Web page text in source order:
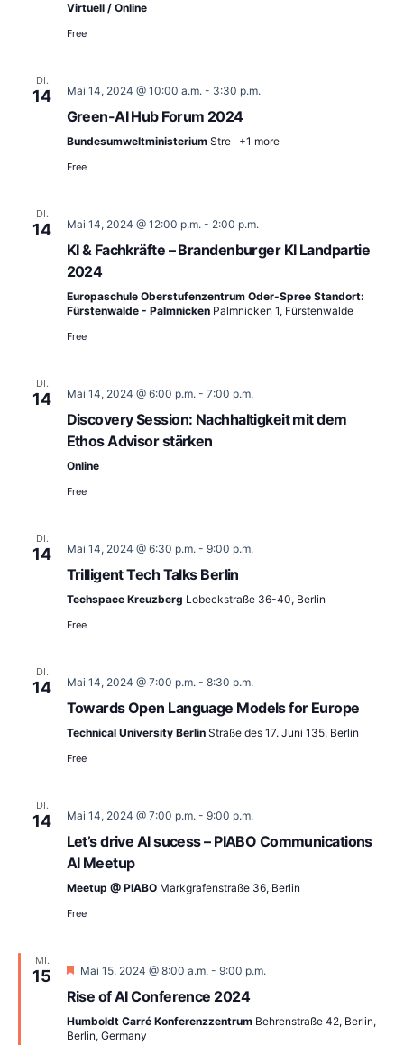
Virtuell / Online
Free
DI.
14 Mai 14, 2024 @ 10:00 a.m.- 3:30 p.m.
Green-AI Hub Forum 2024
Bundesumweltministerium Stre +1 more
Free
DI.
14 Mai 14, 2024 @ 12:00 p.m.- 2:00 p.m.
KI & Fachkräfte – Brandenburger KI Landpartie
2024
Europaschule Oberstufenzentrum Oder-Spree Standort:
Fürstenwalde - Palmnicken Palmnicken 1, Fürstenwalde
Free
DI.
14 Mai 14, 2024 @ 6:00 p.m.- 7:00 p.m.
Discovery Session: Nachhaltigkeit mit dem
Ethos Advisor stärken
Online
Free
DI.
14 Mai 14, 2024 @ 6:30 p.m.- 9:00 p.m.
Trilligent Tech Talks Berlin
Techspace Kreuzberg Lobeckstraße 36-40, Berlin
Free
DI.
14 Mai 14, 2024 @ 7:00 p.m.- 8:30 p.m.
Towards Open Language Models for Europe
Technical University Berlin Straße des 17. Juni 135, Berlin
Free
DI.
14 Mai 14, 2024 @ 7:00 p.m.- 9:00 p.m.
Let’s drive AI sucess – PIABO Communications
AI Meetup
Meetup @ PIABO Markgrafenstraße 36, Berlin
Free
MI.
15 Empfohlen
Mai 15, 2024 @ 8:00 a.m.- 9:00 p.m.
Rise of AI Conference 2024
Humboldt Carré Konferenzzentrum Behrenstraße 42, Berlin,
Berlin, Germany